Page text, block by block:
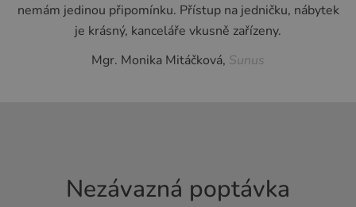
nemám jedinou připomínku. Přístup na jedničku, nábytek
je krásný, kanceláře vkusně zařízeny.
Mgr. Monika Mitáčková, Sunus
Nezávazná poptávka